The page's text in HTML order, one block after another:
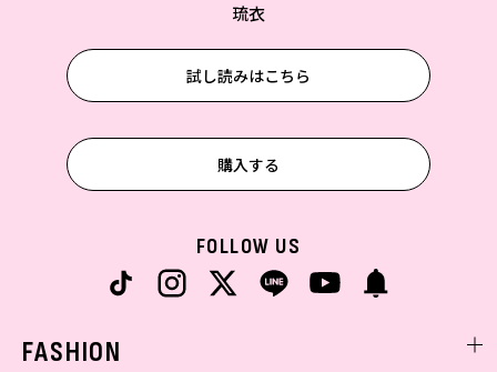
琉衣
試し読みはこちら
購入する
FOLLOW US
FASHION